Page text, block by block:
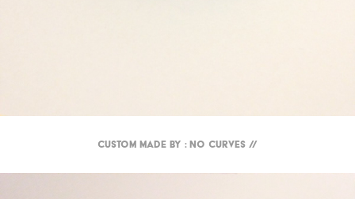
Custom made by : NO curves //